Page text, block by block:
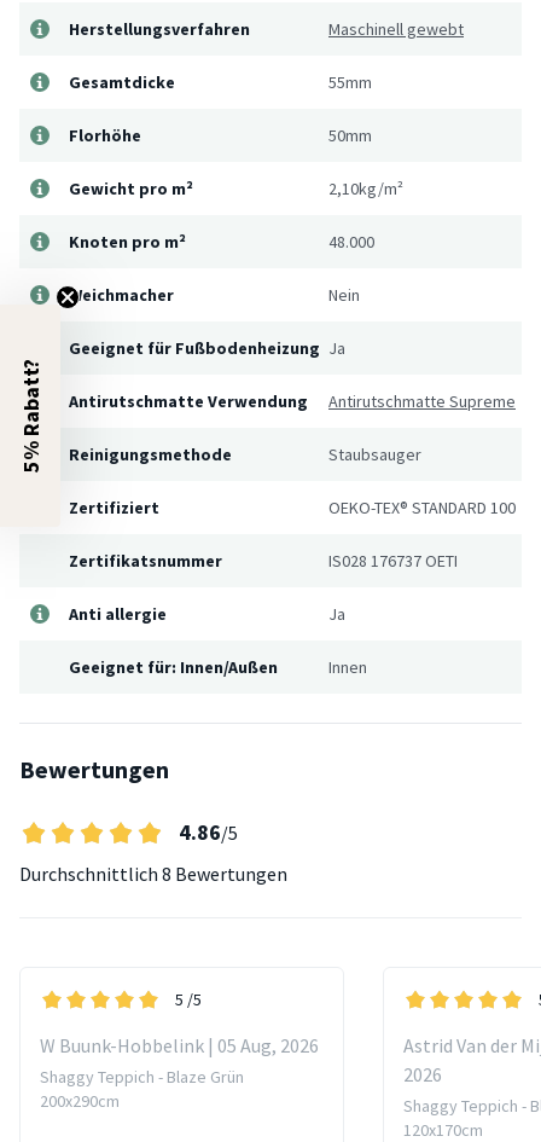
Herstellungsverfahren Maschinell gewebt
Gesamtdicke 55mm
Florhöhe 50mm
Gewicht pro m² 2,10kg/m²
Knoten pro m² 48.000
Weichmacher Nein
Geeignet für Fußbodenheizung Ja
Antirutschmatte Verwendung Antirutschmatte Supreme
Reinigungsmethode Staubsauger
Zertifiziert OEKO-TEX® STANDARD 100
Zertifikatsnummer IS028 176737 OETI
Anti allergie Ja
Geeignet für: Innen/Außen Innen
Bewertungen
4.86/5
Durchschnittlich 8 Bewertungen
5 /5
W Buunk-Hobbelink | 05 Aug, 2026
Shaggy Teppich - Blaze Grün
200x290cm
Astrid Van der
2026
Shaggy Teppich -
120x170cm
5% Rabatt?